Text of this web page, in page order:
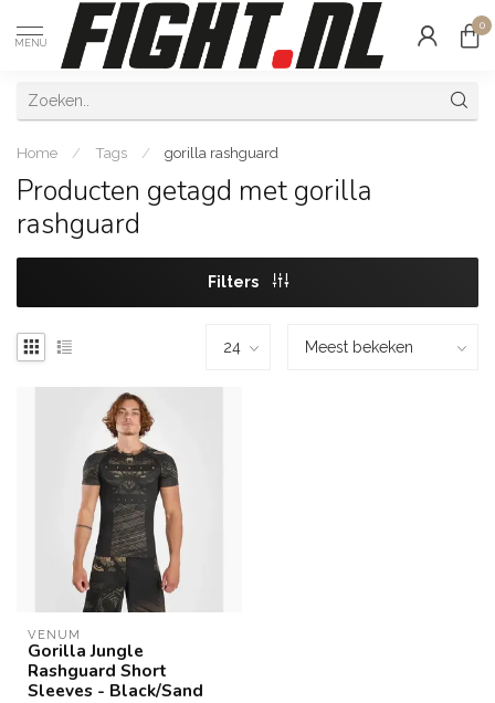
MENU
0
Home / Tags / gorilla rashguard
Producten getagd met gorilla
rashguard
Filters
VENUM
Gorilla Jungle
Rashguard Short
Sleeves - Black/Sand